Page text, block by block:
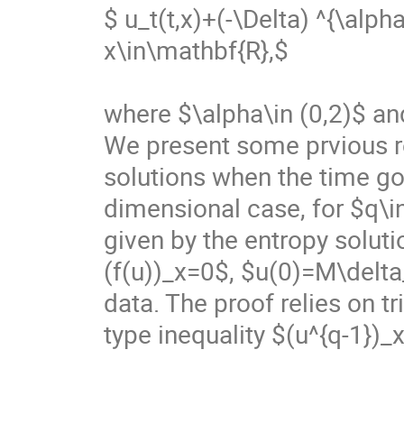
$ u_t(t,x)+(-\Delta)
x\in\mathbf{R},$
where $\alpha\in (0,2)$
We present some prvious
solutions when the time
dimensional case, for
given by the entropy
(f(u))_x=0$,
data. The proof relies on
type inequality $(u^{q-